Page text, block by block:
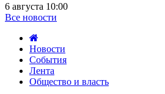
6 августа 10:00
Все новости
Новости
События
Лента
Общество и власть